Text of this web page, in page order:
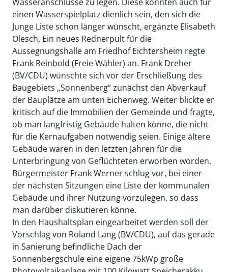
einen Wasserspielplatz dienlich sein, den sich die
Junge Liste schon länger wünscht, ergänzte Elisabeth
Olesch. Ein neues Rednerpult für die
Aussegnungshalle am Friedhof Eichtersheim regte
Frank Reinbold (Freie Wähler) an. Frank Dreher
(BV/CDU) wünschte sich vor der Erschließung des
Baugebiets „Sonnenberg“ zunächst den Abverkauf
der Bauplätze am unten Eichenweg. Weiter blickte er
kritisch auf die Immobilien der Gemeinde und fragte,
ob man langfristig Gebäude halten könne, die nicht
für die Kernaufgaben notwendig seien. Einige ältere
Gebäude waren in den letzten Jahren für die
Unterbringung von Geflüchteten erworben worden.
Bürgermeister Frank Werner schlug vor, bei einer
der nächsten Sitzungen eine Liste der kommunalen
Gebäude und ihrer Nutzung vorzulegen, so dass
man darüber diskutieren könne.
In den Haushaltsplan eingearbeitet werden soll der
Vorschlag von Roland Lang (BV/CDU), auf das gerade
in Sanierung befindliche Dach der
Sonnenbergschule eine eigene 75kWp große